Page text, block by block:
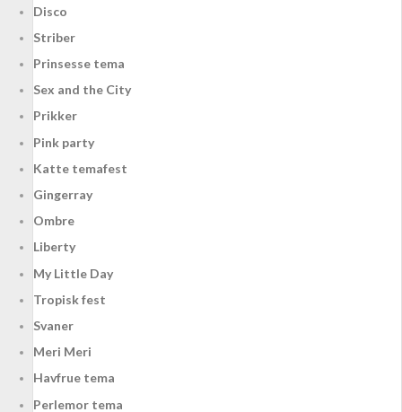
Disco
Striber
Prinsesse tema
Sex and the City
Prikker
Pink party
Katte temafest
Gingerray
Ombre
Liberty
My Little Day
Tropisk fest
Svaner
Meri Meri
Havfrue tema
Perlemor tema